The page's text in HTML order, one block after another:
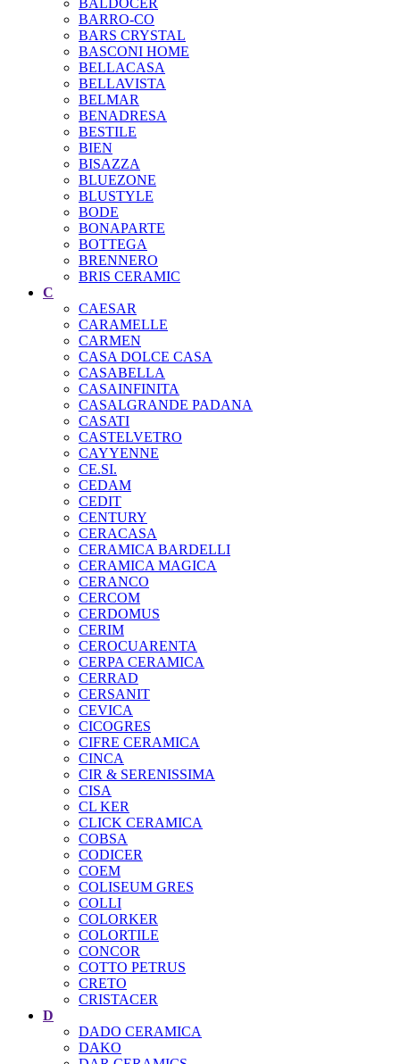
BALDOCER
BARRO-CO
BARS CRYSTAL
BASCONI HOME
BELLACASA
BELLAVISTA
BELMAR
BENADRESA
BESTILE
BIEN
BISAZZA
BLUEZONE
BLUSTYLE
BODE
BONAPARTE
BOTTEGA
BRENNERO
BRIS CERAMIC
C
CAESAR
CARAMELLE
CARMEN
CASA DOLCE CASA
CASABELLA
CASAINFINITA
CASALGRANDE PADANA
CASATI
CASTELVETRO
CAYYENNE
CE.SI.
CEDAM
CEDIT
CENTURY
CERACASA
CERAMICA BARDELLI
CERAMICA MAGICA
CERANCO
CERCOM
CERDOMUS
CERIM
CEROCUARENTA
CERPA CERAMICA
CERRAD
CERSANIT
CEVICA
CICOGRES
CIFRE CERAMICA
CINCA
CIR & SERENISSIMA
CISA
CL KER
CLICK CERAMICA
COBSA
CODICER
COEM
COLISEUM GRES
COLLI
COLORKER
COLORTILE
CONCOR
COTTO PETRUS
CRETO
CRISTACER
D
DADO CERAMICA
DAKO